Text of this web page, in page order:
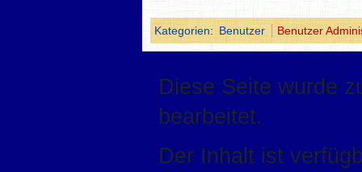
Kategorien: Benutzer Benutzer
Diese Seite wurde
bearbeitet.
Der Inhalt ist